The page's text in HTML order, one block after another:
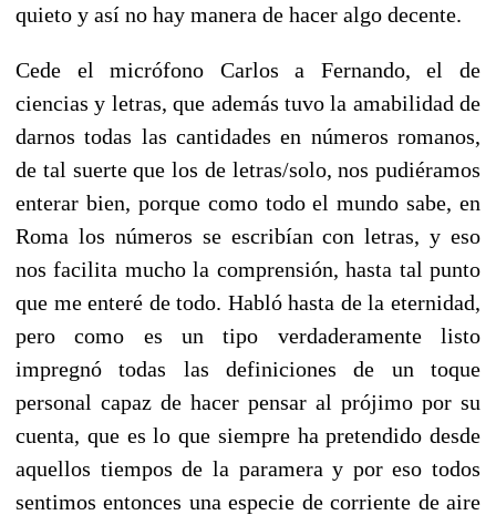
quieto y así no hay manera de hacer algo decente.
Cede el micrófono Carlos a Fernando, el de
ciencias y letras, que además tuvo la amabilidad de
darnos todas las cantidades en números romanos,
de tal suerte que los de letras/solo, nos pudiéramos
enterar bien, porque como todo el mundo sabe, en
Roma los números se escribían con letras, y eso
nos facilita mucho la comprensión, hasta tal punto
que me enteré de todo. Habló hasta de la eternidad,
pero como es un tipo verdaderamente listo
impregnó todas las definiciones de un toque
personal capaz de hacer pensar al prójimo por su
cuenta, que es lo que siempre ha pretendido desde
aquellos tiempos de la paramera y por eso todos
sentimos entonces una especie de corriente de aire